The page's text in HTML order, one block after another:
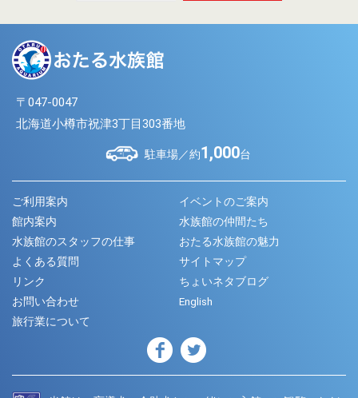
〒047-0047
北海道小樽市祝津3丁目303番地
駐車場／約1,000台
ご利用案内
イベントのご案内
館内案内
水族館の仲間たち
水族館のスタッフの仕事
おたる水族館の魅力
よくある質問
サイトマップ
リンク
ちょいネタブログ
お問い合わせ
English
旅行業について